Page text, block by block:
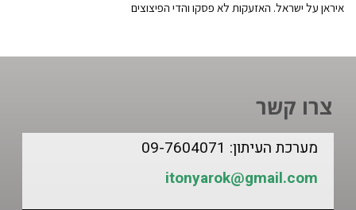
איראן על ישראל. האזעקות לא פסקו והדי הפיצוצים
צרו קשר
מערכת העיתון: 09-7604071
itonyarok@gmail.com